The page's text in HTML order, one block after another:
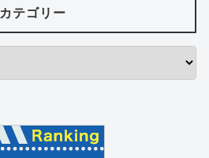
カテゴリー